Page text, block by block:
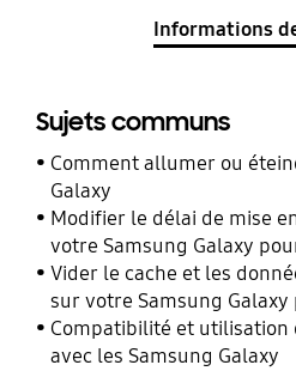
Informations
Sujets communs
Comment allumer ou
Galaxy
Modifier le délai de mise
votre Samsung Galaxy
l’énergie
Vider le cache et les
sur votre Samsung
performances
Compatibilité et utilisation
avec les Samsung Galaxy